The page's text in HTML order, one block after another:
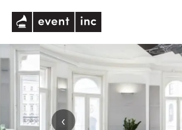
‹